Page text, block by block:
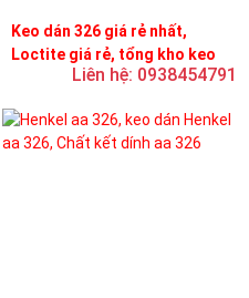
Keo dán 326 giá rẻ nhất,
Loctite giá rẻ, tổng kho keo
Liên hệ: 0938454791